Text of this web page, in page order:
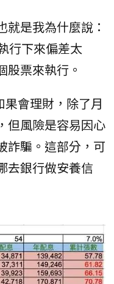
是我為什麼說：
行下來偏差太
股票來執行。
會理財，除了月
但風險是容易因心
詐騙。這部分，可
去銀行做安養信